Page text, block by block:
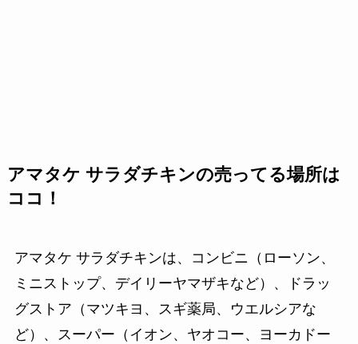
アマタケ サラダチキンの売ってる場所は
ココ！
アマタケ サラダチキンは、コンビニ（ローソン、
ミニストップ、デイリーヤマザキなど）、ドラッ
グストア（マツキヨ、スギ薬局、ウエルシアな
ど）、スーパー（イオン、ヤオコー、ヨーカドー